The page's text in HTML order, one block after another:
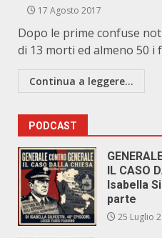
17 Agosto 2017
Dopo le prime confuse
di 13 morti ed almeno 50 i
Continua a leggere...
PODCAST
IL CASO
Isabella
parte
25 Luglio